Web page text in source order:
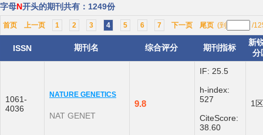
字母N开头的期刊共有：1249份
首页 上一页 1 2 3 4 5 6 7 下一页 尾页 (到 /
ISSN 期刊名 综合评分 期刊指标
新
分
1061-
4036
NATURE GENETICS
NAT GENET
9.8
IF: 25.5
h-index:
527
CiteScore:
38.60
1区